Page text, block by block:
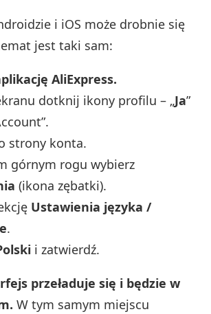
i iOS może drobnie się
jest taki sam:
AliExpress.
dotknij ikony profilu – „Ja”
strony konta.
górnym rogu wybierz
(ikona zębatki).
Ustawienia języka /
.
i zatwierdź.
przeładuje się i będzie w
W tym samym miejscu